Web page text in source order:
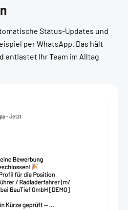
Status-Updates und
per WhatsApp. Das hält
entlastet Ihr Team im Alltag